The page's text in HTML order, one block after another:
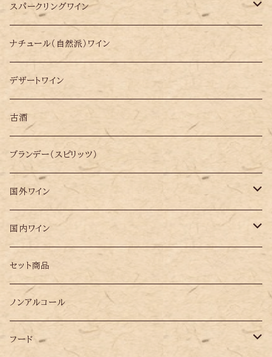
スパークリングワイン
シードル
シャンパン
ナチュール（自然派）ワイン
デザートワイン
古酒
ブランデー（スピリッツ）
国外ワイン
イタリア
オーストリア
ギリシャ
スペイン
国内ワイン
岩手県
セット商品
ノンアルコール
フード